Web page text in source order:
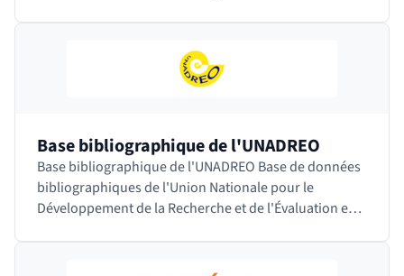
Base bibliographique de l'UNADREO
Base bibliographique de l'UNADREO Base de données
bibliographiques de l'Union Nationale pour le
Développement de la Recherche et de l'Évaluation en